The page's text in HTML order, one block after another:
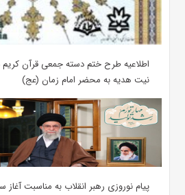
اطلاعیه طرح ختم دسته جمعی قرآن کریم
نیت هدیه به محضر امام زمان (عج)
پیام نوروزی رهبر انقلاب به مناسبت آغاز سال ۱۴۰۲